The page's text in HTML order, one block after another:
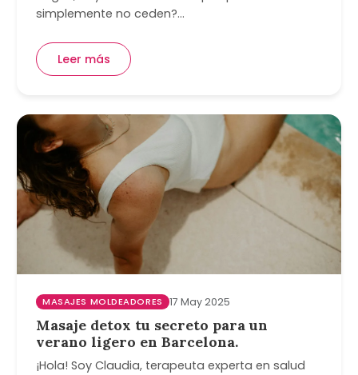
simplemente no ceden?…
Leer más
MASAJES MOLDEADORES 17 May 2025
Masaje detox tu secreto para un
verano ligero en Barcelona.
¡Hola! Soy Claudia, terapeuta experta en salud